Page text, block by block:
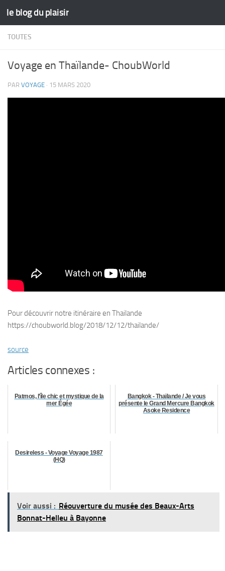
Skip to content
le blog du plaisir
TOUTES
Voyage en Thaïlande- ChoubWorld
PAR VOYAGE · 15 MARS 2020
Pour découvrir notre itinéraire en Thailande
https://choubworld.blog/2018/12/12/thailande/
source
Articles connexes :
Patmos, l’île chic et mystique de la
mer Égée
Bangkok - Thaïlande / Je vous
présente le Grand Mercure Bangkok
Asoke Residence
Desireless - Voyage Voyage 1987
(HQ)
Voir aussi : Réouverture du musée des Beaux-Arts
Bonnat-Helleu à Bayonne